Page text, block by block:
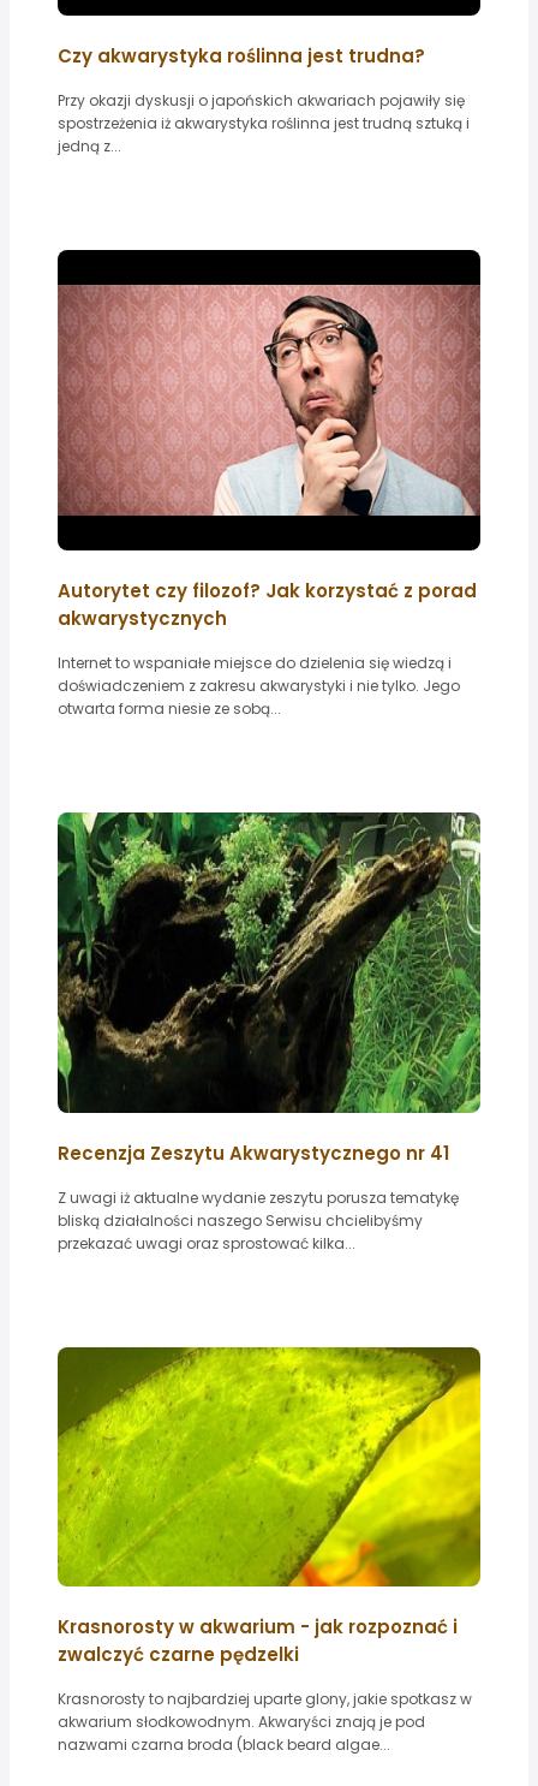
Czy akwarystyka roślinna jest trudna?
Przy okazji dyskusji o japońskich akwariach pojawiły się
spostrzeżenia iż akwarystyka roślinna jest trudną sztuką i
jedną z...
Autorytet czy filozof? Jak korzystać z porad
akwarystycznych
Internet to wspaniałe miejsce do dzielenia się wiedzą i
doświadczeniem z zakresu akwarystyki i nie tylko. Jego
otwarta forma niesie ze sobą...
Recenzja Zeszytu Akwarystycznego nr 41
Z uwagi iż aktualne wydanie zeszytu porusza tematykę
bliską działalności naszego Serwisu chcielibyśmy
przekazać uwagi oraz sprostować kilka...
Krasnorosty w akwarium - jak rozpoznać i
zwalczyć czarne pędzelki
Krasnorosty to najbardziej uparte glony, jakie spotkasz w
akwarium słodkowodnym. Akwaryści znają je pod
nazwami czarna broda (black beard algae...